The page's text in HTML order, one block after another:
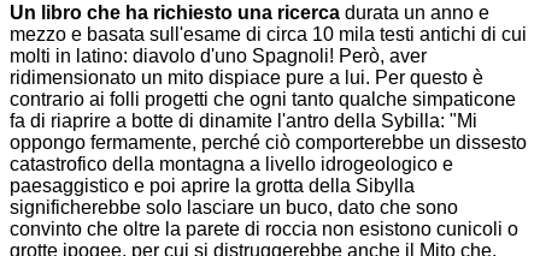
Un libro che ha richiesto una ricerca durata un anno e
mezzo e basata sull'esame di circa 10 mila testi antichi di cui
molti in latino: diavolo d'uno Spagnoli! Però, aver
ridimensionato un mito dispiace pure a lui. Per questo è
contrario ai folli progetti che ogni tanto qualche simpaticone
fa di riaprire a botte di dinamite l'antro della Sybilla: "Mi
oppongo fermamente, perché ciò comporterebbe un dissesto
catastrofico della montagna a livello idrogeologico e
paesaggistico e poi aprire la grotta della Sibylla
significherebbe solo lasciare un buco, dato che sono
convinto che oltre la parete di roccia non esistono cunicoli o
grotte ipogee, per cui si distruggerebbe anche il Mito che,